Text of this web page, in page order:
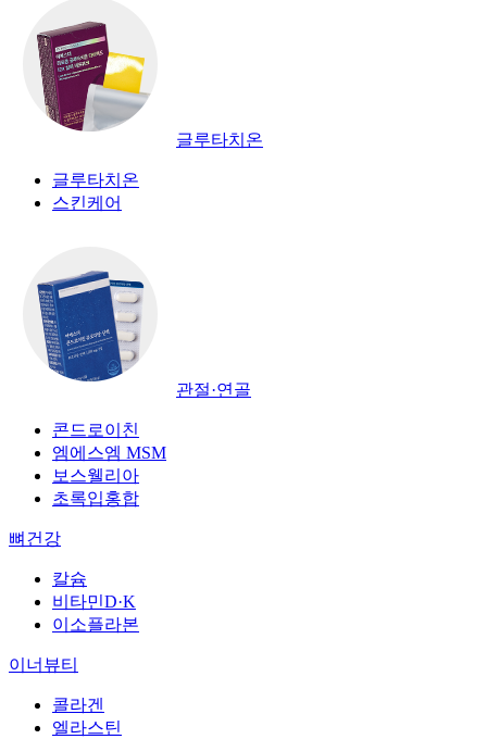
글루타치온
글루타치온
스킨케어
관절·연골
콘드로이친
엠에스엠 MSM
보스웰리아
초록입홍합
뼈건강
칼슘
비타민D·K
이소플라본
이너뷰티
콜라겐
엘라스틴